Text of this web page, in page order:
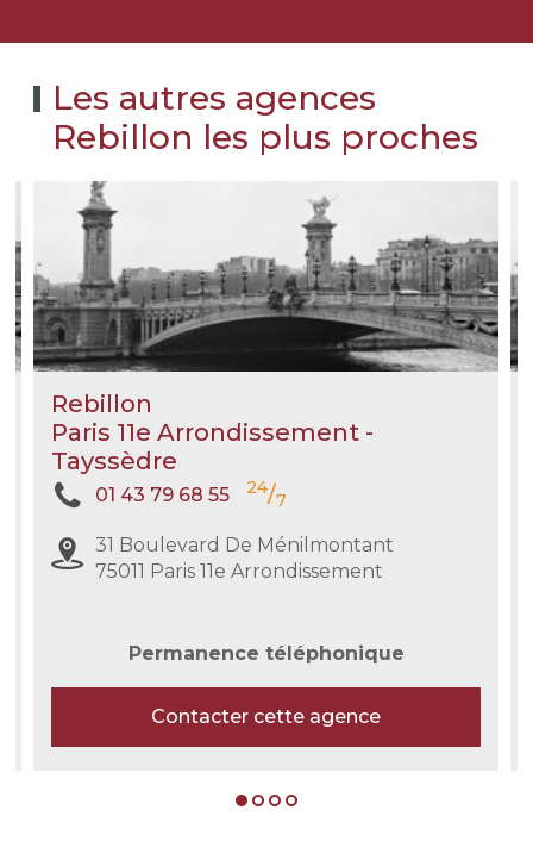
Les autres agences
Rebillon les plus proches
Rebillon
Paris 11e Arrondissement -
Tayssèdre
01 43 79 68 55 24/7
31 Boulevard De Ménilmontant
75011 Paris 11e Arrondissement
Permanence téléphonique
Contacter cette agence